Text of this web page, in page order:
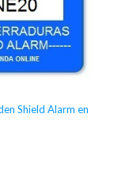
Shield Alarm en